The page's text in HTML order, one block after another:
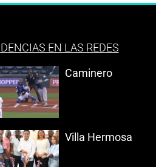
EN LAS REDES
Caminero
Villa Hermosa